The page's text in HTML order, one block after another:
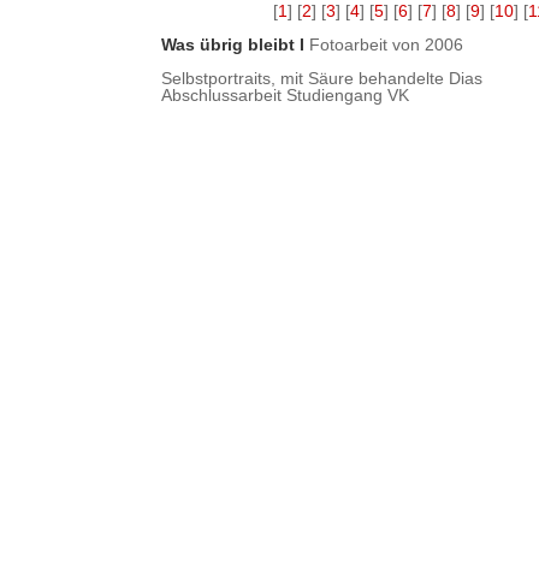
[1] [2] [3] [4] [5] [6] [7] [8] [9] [10] [
Was übrig bleibt I Fotoarbeit von 2006
Selbstportraits, mit Säure behandelte Dias
Abschlussarbeit Studiengang VK